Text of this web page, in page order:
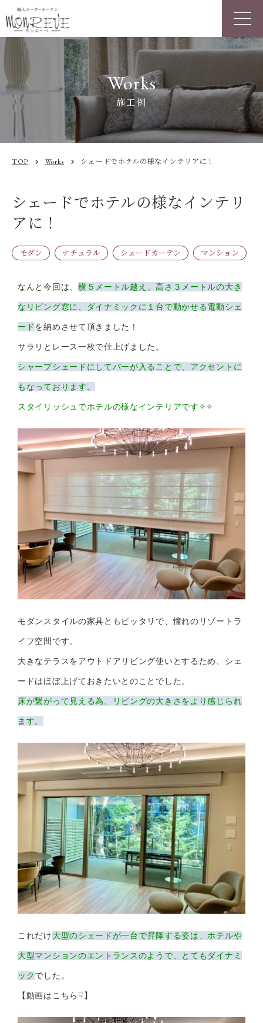
Works
施工例
TOP chevron_right Works chevron_right シェードでホテルの様なインテリアに！
シェードでホテルの様なインテリ
アに！
モダン ナチュラル シェードカーテン マンション
なんと今回は、 横５メートル越え、高さ３メートルの大き
なリビング窓に、ダイナミックに１台で動かせる電動シェ
ードを納めさせて頂きました！
サラリとレース一枚で仕上げました。
シャープシェードにしてバーが入ることで、アクセントに
もなっております。
スタイリッシュでホテルの様なインテリアです✧✧
モダンスタイルの家具ともピッタリで、憧れのリゾートラ
イフ空間です。
大きなテラスをアウトドアリビング使いとするため、シェ
ードはほぼ上げておきたいとのことでした。
床が繋がって見える為、リビングの大きさをより感じられ
ます。
これだけ大型のシェードが一台で昇降する姿は、ホテルや
大型マンションのエントランスのようで、とてもダイナミ
ックでした。
【動画はこちら☟】